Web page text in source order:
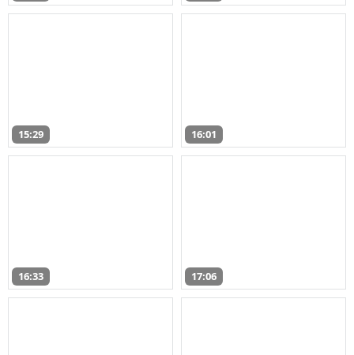
15:29 16:01
16:33 17:06